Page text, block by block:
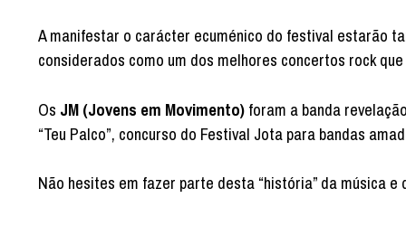
A manifestar o carácter ecuménico do festival estarão
considerados como um dos melhores concertos rock
Os JM (Jovens em Movimento) foram a banda
“Teu Palco”, concurso do Festival Jota para bandas
Não hesites em fazer parte desta “história” da música